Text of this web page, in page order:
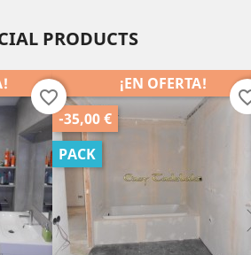
PRODUCTS
favorite_border
¡EN OFERTA!
-25,00 €